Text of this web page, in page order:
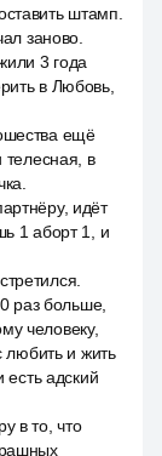
штамп.
заново.
3 года
в Любовь,
ещё
телесная, в
идёт
1 аборт 1, и
раз больше,
человеку,
любить и жить
адский
в то, что